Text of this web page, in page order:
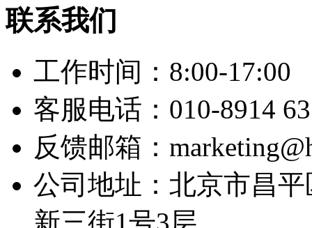
联系我们
工作时间：8:00-17:00
客服电话：010-8914
反馈邮箱：
公司地址：北京市昌
新三街1号3层